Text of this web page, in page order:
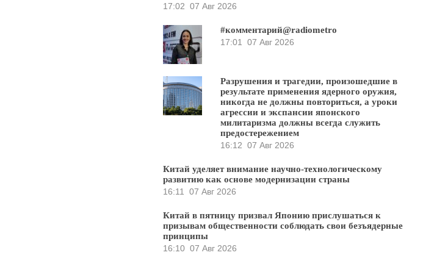
17:02 07 Авг 2026
#комментарий@radiometro
17:01
07 Авг 2026
Разрушения и трагедии, произошедшие в
результате применения ядерного оружия,
никогда не должны повториться, а уроки
агрессии и экспансии японского
милитаризма должны всегда служить
предостережением
16:12 07 Авг 2026
Китай уделяет внимание научно-технологическому
развитию как основе модернизации страны
16:11
07 Авг 2026
Китай в пятницу призвал Японию прислушаться к
призывам общественности соблюдать свои безъядерные
принципы
16:10 07 Авг 2026